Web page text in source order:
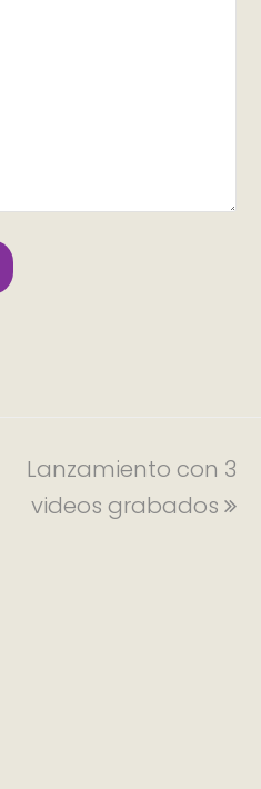
Lanzamiento con 3
videos grabados